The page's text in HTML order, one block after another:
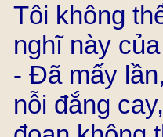
Tôi không
nghĩ này
- Đã mấy
nỗi đắng